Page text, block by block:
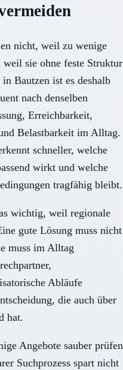
nicht, weil zu wenige
sie ohne feste Struktur
Bautzen ist es deshalb
nach denselben
Erreichbarkeit,
Belastbarkeit im Alltag.
schneller, welche
wirkt und welche
tragfähig bleibt.
wichtig, weil regionale
gute Lösung muss nicht
muss im Alltag
Abläufe
die auch über
hat.
Angebote sauber prüfen
Suchprozess spart nicht